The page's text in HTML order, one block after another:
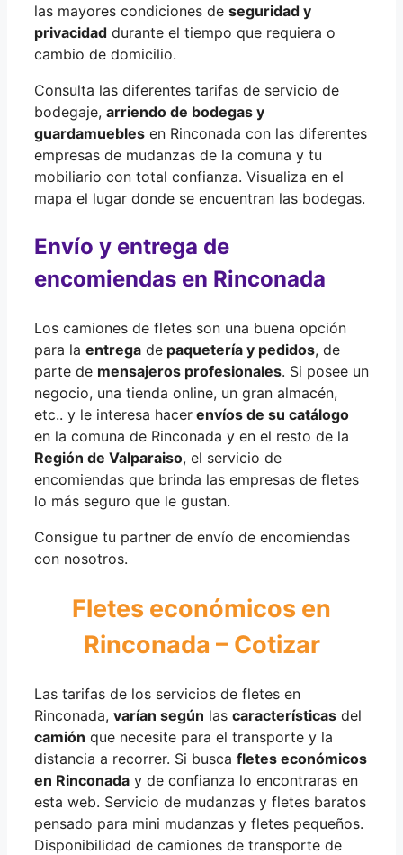
las mayores condiciones de seguridad y
privacidad durante el tiempo que requiera o
cambio de domicilio.
Consulta las diferentes tarifas de servicio de
bodegaje, arriendo de bodegas y
guardamuebles en Rinconada con las diferentes
empresas de mudanzas de la comuna y tu
mobiliario con total confianza. Visualiza en el
mapa el lugar donde se encuentran las bodegas.
Envío y entrega de
encomiendas en Rinconada
Los camiones de fletes son una buena opción
para la entrega de paquetería y pedidos, de
parte de mensajeros profesionales. Si posee un
negocio, una tienda online, un gran almacén,
etc.. y le interesa hacer envíos de su catálogo
en la comuna de Rinconada y en el resto de la
Región de Valparaiso, el servicio de
encomiendas que brinda las empresas de fletes
lo más seguro que le gustan.
Consigue tu partner de envío de encomiendas
con nosotros.
Fletes económicos en
Rinconada – Cotizar
Las tarifas de los servicios de fletes en
Rinconada, varían según las características del
camión que necesite para el transporte y la
distancia a recorrer. Si busca fletes económicos
en Rinconada y de confianza lo encontraras en
esta web. Servicio de mudanzas y fletes baratos
pensado para mini mudanzas y fletes pequeños.
Disponibilidad de camiones de transporte de